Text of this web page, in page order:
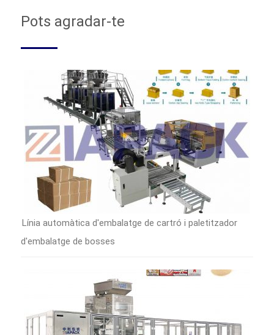
Pots agradar-te
Línia automàtica d'embalatge de cartró i paletitzador
d'embalatge de bosses